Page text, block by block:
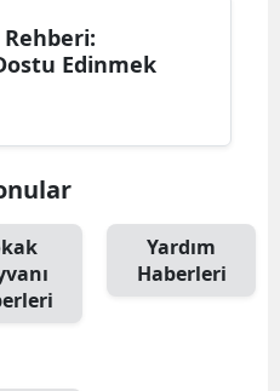
Erzincan
Giresun
Gümüşhane
Edinmek
Yardım
Haberleri